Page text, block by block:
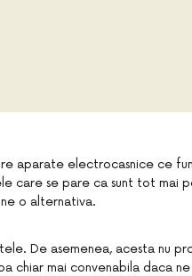
aparate electrocasnice ce
care se pare ca sunt tot mai
o alternativa.
De asemenea, acesta nu
chiar mai convenabila daca